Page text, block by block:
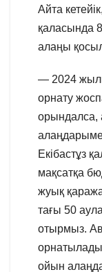
Айта
қаласында
алаңы
— 2024
орнату
орындалса,
Екібастұз
мақсатқа
жуық
тағы 50
отырмыз.
ойын